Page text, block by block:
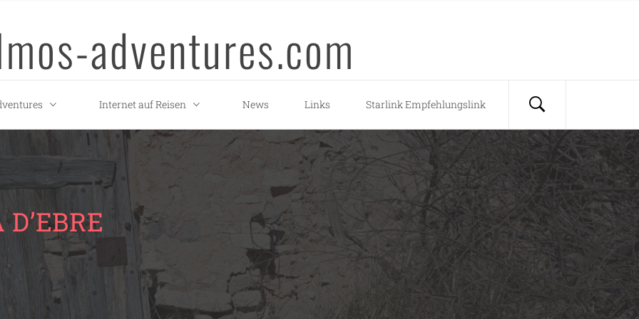
adventures.com
Internet auf Reisen News Links Starlink Empfehlungslink